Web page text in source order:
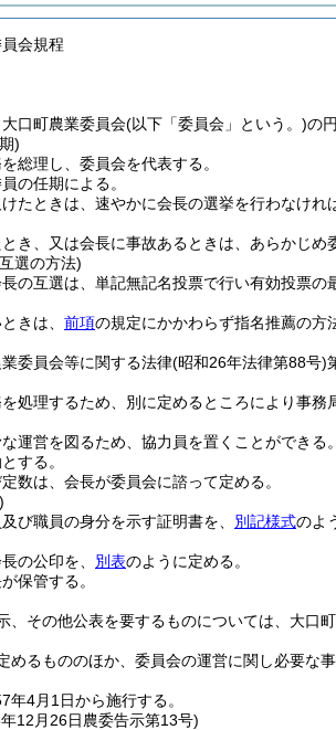
会規程
口町農業委員会(以下「委員会」という。)の
)
総理し、委員会を代表する。
の任期による。
たときは、速やかに会長の選挙を行わなけれ
き、又は会長に事故あるときは、あらかじめ
選の方法)
の互選は、単記無記名投票で行い有効投票の
きは、 前項の規定にかかわらず指名推薦の方
委員会等に関する法律(昭和26年法律第88号)
処理するため、別に定めるところにより事務
運営を図るため、協力員を置くことができる。
する。
数は、会長が委員会に諮って定める。
び職員の身分を示す証明書を、 別記様式のよ
の公印を、 別表のように定める。
保管する。
、その他公表を要するものについては、大口町
めるもののほか、委員会の運営に関し必要な
年4月1日から施行する。
12月26日農委告示第13号)